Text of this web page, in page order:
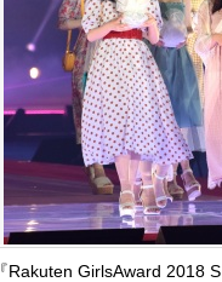
『Rakuten GirlsAward 2018